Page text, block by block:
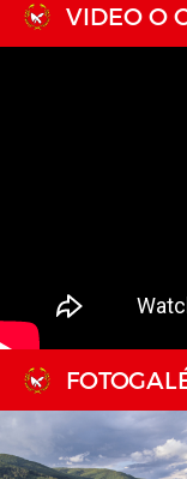
VIDEO O